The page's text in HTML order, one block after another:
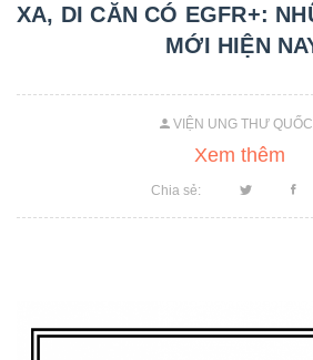
XA, DI CĂN CÓ EGFR+:
MỚI HIỆN
VIỆN UNG THƯ
Xem thêm
Chia sẻ: